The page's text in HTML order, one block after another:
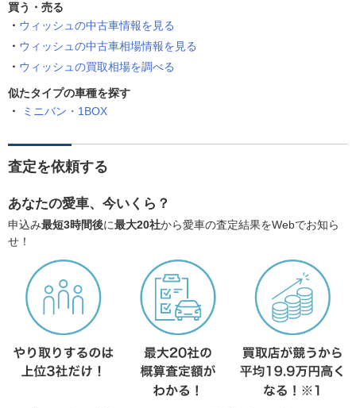
買う・売る
ウィッシュの中古車情報を見る
ウィッシュの中古車相場情報を見る
ウィッシュの買取相場を調べる
似たタイプの車種を探す
ミニバン・1BOX
査定を依頼する
あなたの愛車、今いくら？
申込み最短3時間後に最大20社から愛車の査定結果をWebでお知ら
せ！